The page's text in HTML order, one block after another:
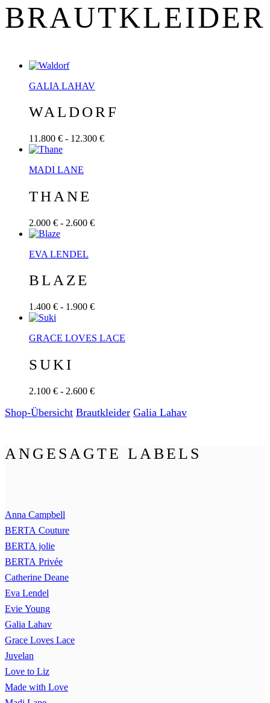
BRAUT­KLEIDER
GALIA LAHAV
WALDORF
11.800 € - 12.300 €
MADI LANE
THANE
2.000 € - 2.600 €
EVA LENDEL
BLAZE
1.400 € - 1.900 €
GRACE LOVES LACE
SUKI
2.100 € - 2.600 €
Shop-Übersicht Braut­kleider Galia Lahav
ANGESAGTE LABELS
Anna Campbell
BERTA Couture
BERTA jolie
BERTA Privée
Catherine Deane
Eva Lendel
Evie Young
Galia Lahav
Grace Loves Lace
Juvelan
Love to Liz
Made with Love